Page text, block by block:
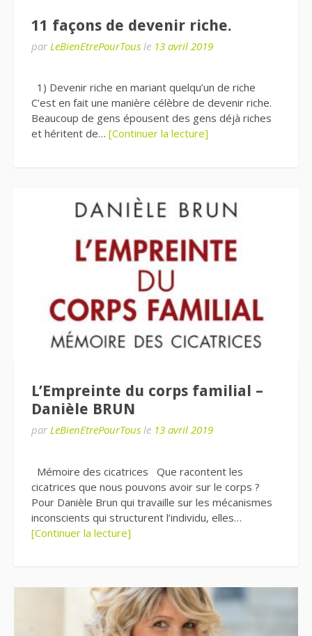
11 façons de devenir riche.
par LeBienEtrePourTous le 13 avril 2019
1) Devenir riche en mariant quelqu’un de riche
C’est en fait une manière célèbre de devenir riche.
Beaucoup de gens épousent des gens déjà riches
et héritent de… [Continuer la lecture]
L’Empreinte du corps familial –
Danièle BRUN
par LeBienEtrePourTous le 13 avril 2019
Mémoire des cicatrices Que racontent les
cicatrices que nous pouvons avoir sur le corps ?
Pour Danièle Brun qui travaille sur les mécanismes
inconscients qui structurent l’individu, elles…
[Continuer la lecture]